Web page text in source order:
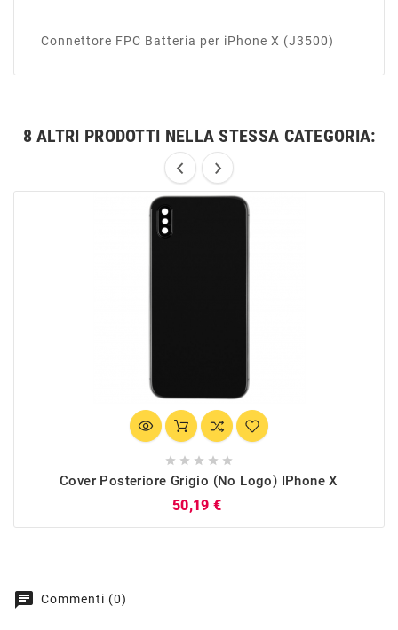
Connettore FPC Batteria per iPhone X (J3500)
8 ALTRI PRODOTTI NELLA STESSA CATEGORIA:
    
Cover Posteriore Grigio (no Logo) IPhone X
50,19 €
chat Commenti (0)